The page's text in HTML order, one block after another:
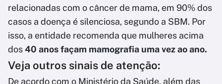
relacionadas com o câncer de mama, em 90% dos
casos a doença é silenciosa, segundo a SBM. Por
isso, a entidade recomenda que mulheres acima
dos40 anos façam mamografia uma vez ao ano.
Veja outros sinais de atenção:
De acordo com o Ministério da Saúde, além das